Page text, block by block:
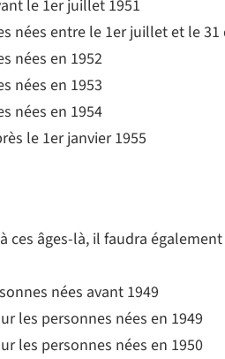
le 1er juillet 1951
nées entre le 1er juillet et le 31
nées en 1952
nées en 1953
nées en 1954
le 1er janvier 1955
ces âges-là, il faudra
nées avant 1949
les personnes nées en 1949
les personnes nées en 1950